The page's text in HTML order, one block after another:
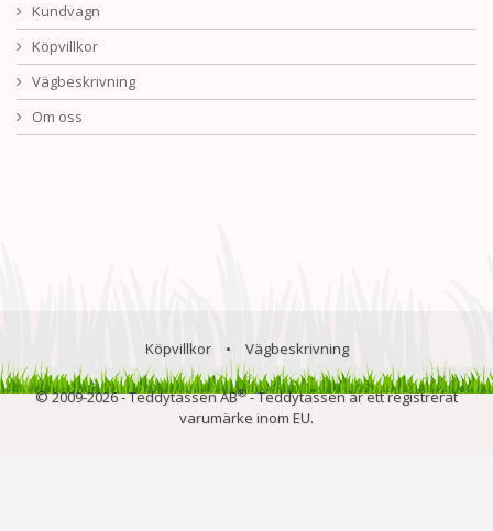
Kundvagn
Köpvillkor
Vägbeskrivning
Om oss
Köpvillkor • Vägbeskrivning
© 2009-2026 - Teddytassen AB®- Teddytassen är ett registrerat
varumärke inom EU.